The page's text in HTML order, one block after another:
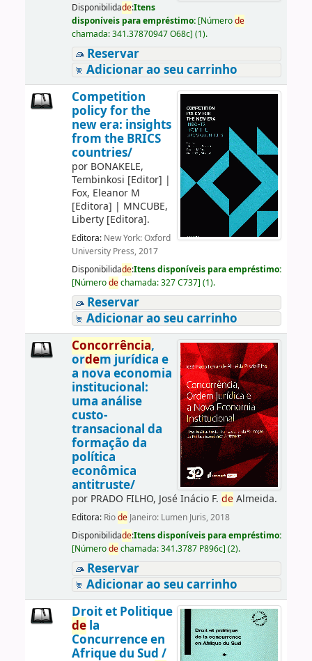
Disponibilidade:Itens
disponíveis para empréstimo: [Númerode
chamada:341.37870947 O68c] (1).
Reservar
Adicionar ao seu carrinho
Competition
policy for the
new era: insights
from the BRICS
countries/
por BONAKELE,
Tembinkosi [Editor] |
Fox, Eleanor M
[Editora] | MNCUBE,
Liberty[Editora].
Editora: New York: Oxford
University Press, 2017
Disponibilidade:Itens disponíveis para empréstimo:
[Númerodechamada:327 C737] (1).
Reservar
Adicionar ao seu carrinho
Concorrência,
ordem jurídica e
a nova economia
institucional:
uma análise
custo-
transacional da
formação da
política
econômica
antitruste/
por PRADO FILHO, José Inácio F. deAlmeida.
Editora: RiodeJaneiro: Lumen Juris, 2018
Disponibilidade:Itens disponíveis para empréstimo:
[Númerodechamada:341.3787 P896c] (2).
Reservar
Adicionar ao seu carrinho
Droit et Politique
dela
Concurrence en
Afrique du Sud /